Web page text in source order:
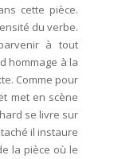
cette pièce.
du verbe.
à tout
hommage à la
Comme pour
met en scène
se livre sur
il instaure
la pièce où le